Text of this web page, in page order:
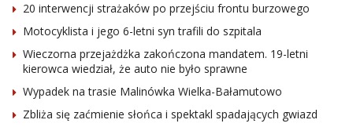
20 interwencji strażaków po przejściu frontu burzowego
Motocyklista i jego 6-letni syn trafili do szpitala
Wieczorna przejażdżka zakończona mandatem. 19-letni
kierowca wiedział, że auto nie było sprawne
Wypadek na trasie Malinówka Wielka-Bałamutowo
Zbliża się zaćmienie słońca i spektakl spadających gwiazd